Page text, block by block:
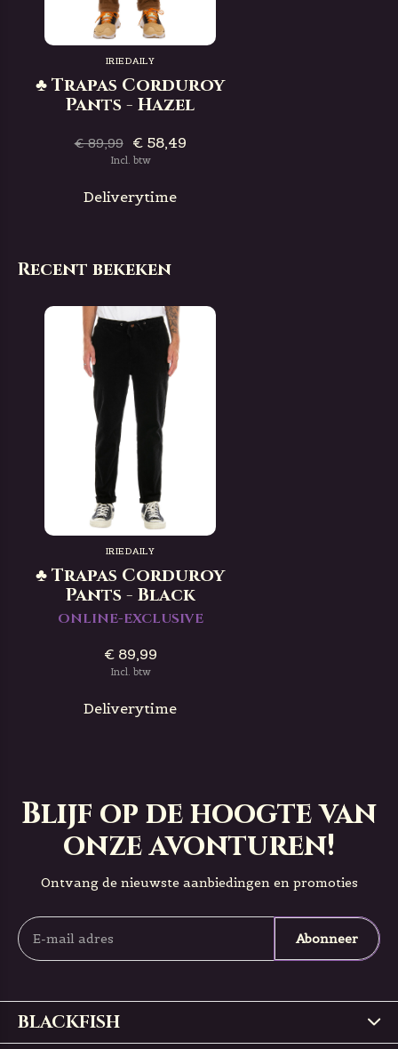
IRIEDAILY
♣ Trapas Corduroy
Pants - Hazel
€ 89,99 € 58,49
Incl. btw
Deliverytime
Recent bekeken
IRIEDAILY
♣ Trapas Corduroy
Pants - Black
ONLINE-EXCLUSIVE
€ 89,99
Incl. btw
Deliverytime
Blijf op de hoogte van
onze avonturen!
Ontvang de nieuwste aanbiedingen en promoties
Abonneer
BLACKFISH